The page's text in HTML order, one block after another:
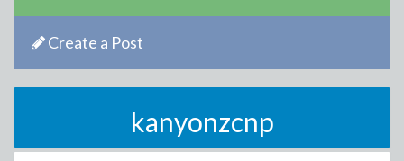
Create a Post
kanyonzcnp